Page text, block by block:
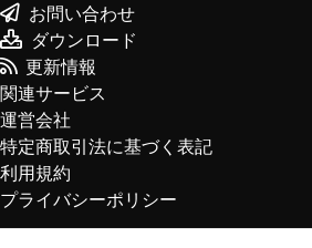
お問い合わせ
ダウンロード
更新情報
関連サービス
運営会社
特定商取引法に基づく表記
利用規約
プライバシーポリシー